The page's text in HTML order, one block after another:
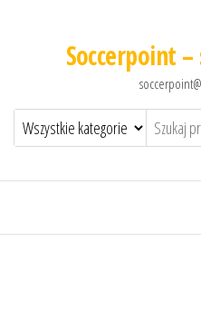
Soccerpoint